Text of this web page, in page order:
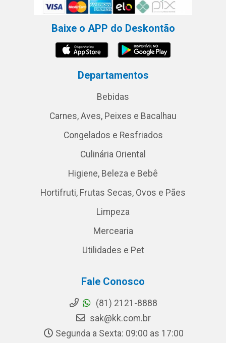
Baixe o APP do Deskontão
Departamentos
Bebidas
Carnes, Aves, Peixes e Bacalhau
Congelados e Resfriados
Culinária Oriental
Higiene, Beleza e Bebê
Hortifruti, Frutas Secas, Ovos e Pães
Limpeza
Mercearia
Utilidades e Pet
Fale Conosco
(81) 2121-8888
sak@kk.com.br
Segunda a Sexta: 09:00 as 17:00